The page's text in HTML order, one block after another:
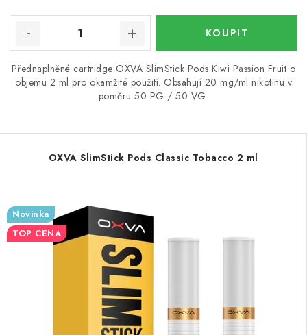
Přednaplněné cartridge OXVA SlimStick Pods Kiwi Passion Fruit o
objemu 2 ml pro okamžité použití. Obsahují 20 mg/ml nikotinu v
poměru 50 PG / 50 VG.
OXVA SlimStick Pods Classic Tobacco 2 ml
Novinka
TOP CENA